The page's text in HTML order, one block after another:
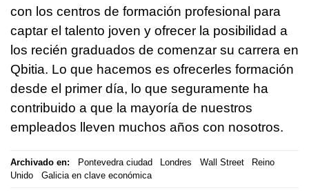
con los centros de formación profesional para
captar el talento joven y ofrecer la posibilidad a
los recién graduados de comenzar su carrera en
Qbitia. Lo que hacemos es ofrecerles formación
desde el primer día, lo que seguramente ha
contribuido a que la mayoría de nuestros
empleados lleven muchos años con nosotros.
Archivado en: Pontevedra ciudad Londres Wall Street
Reino
Unido
Galicia en clave económica